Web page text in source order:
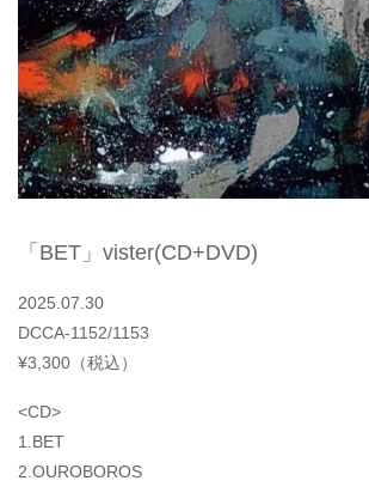
「BET」vister(CD+DVD)
2025.07.30
DCCA-1152/1153
¥3,300（税込）
<CD>
1.BET
2.OUROBOROS